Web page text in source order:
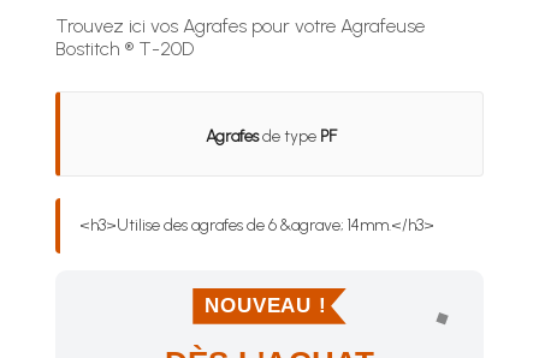
Trouvez ici vos Agrafes pour votre Agrafeuse
Bostitch ® T-20D
Agrafesde type PF
<h3>Utilise des agrafes de 6 &agrave; 14mm.</h3>
NOUVEAU !